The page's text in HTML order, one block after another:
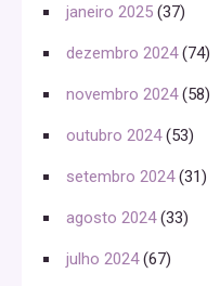
janeiro 2025 (37)
dezembro 2024(74)
novembro 2024(58)
outubro 2024(53)
setembro 2024(31)
agosto 2024(33)
julho 2024(67)